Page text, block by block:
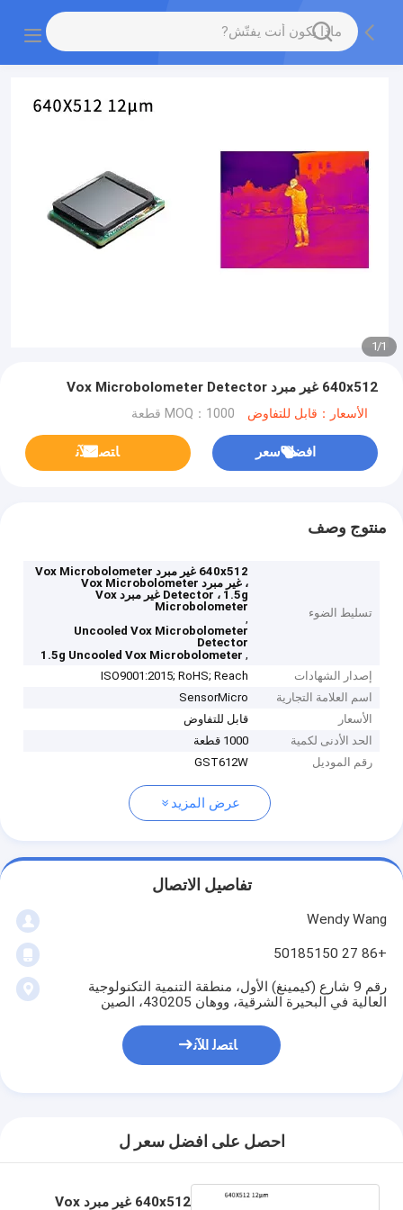
1
/
1
640x512 غير مبرد Vox Microbolometer Detector
الأسعار：قابل للتفاوض MOQ：1000 قطعة
افضل سعر ﺎﺘﺼﻟ ﺍﻶﻧ
منتوج وصف
تسليط الضوء
640x512 غير مبرد Vox Microbolometer
، غير مبرد Vox Microbolometer
Detector ، 1.5g غير مبرد Vox
Microbolometer
,
Uncooled Vox Microbolometer
Detector
,
1.5g Uncooled Vox Microbolometer
إصدار الشهادات
ISO9001:2015; RoHS; Reach
اسم العلامة التجارية
SensorMicro
الأسعار
قابل للتفاوض
الحد الأدنى لكمية
1000 قطعة
رقم الموديل
GST612W
عرض المزيد
تفاصيل الاتصال
Wendy Wang
+86 27 50185150
رقم 9 شارع (كيمينغ) الأول، منطقة التنمية التكنولوجية
العالية في البحيرة الشرقية، ووهان 430205، الصين
ﺎﺘﺼﻟ ﺍﻶﻧ
احصل على افضل سعر ل
640x512 غير مبرد Vox